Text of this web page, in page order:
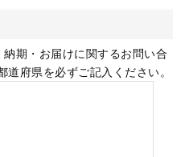
期・お届けに関するお問い合
府県を必ずご記入ください。